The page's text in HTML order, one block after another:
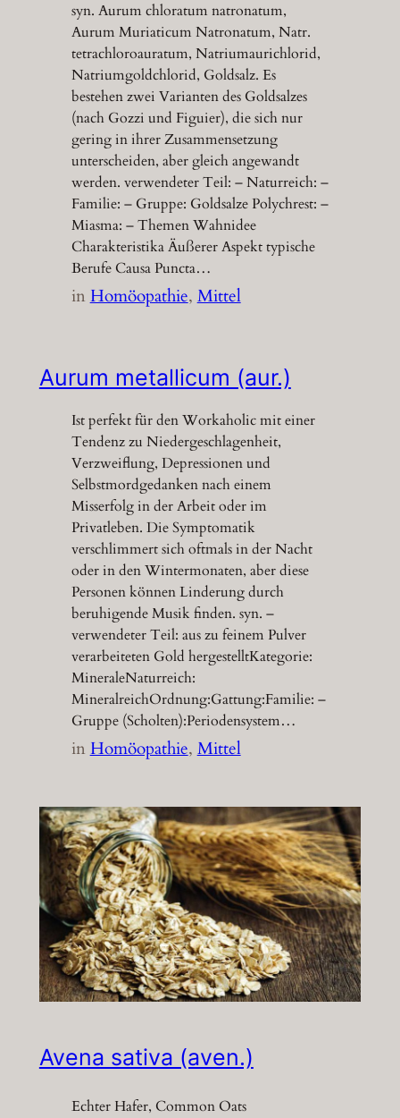
syn. Aurum chloratum natronatum,
Aurum Muriaticum Natronatum, Natr.
tetrachloroauratum, Natriumaurichlorid,
Natriumgoldchlorid, Goldsalz. Es
bestehen zwei Varianten des Goldsalzes
(nach Gozzi und Figuier), die sich nur
gering in ihrer Zusammensetzung
unterscheiden, aber gleich angewandt
werden. verwendeter Teil: – Naturreich: –
Familie: – Gruppe: Goldsalze Polychrest: –
Miasma: – Themen Wahnidee
Charakteristika Äußerer Aspekt typische
Berufe Causa Puncta…
inHomöopathie, Mittel
Aurum metallicum (aur.)
Ist perfekt für den Workaholic mit einer
Tendenz zu Niedergeschlagenheit,
Verzweiflung, Depressionen und
Selbstmordgedanken nach einem
Misserfolg in der Arbeit oder im
Privatleben. Die Symptomatik
verschlimmert sich oftmals in der Nacht
oder in den Wintermonaten, aber diese
Personen können Linderung durch
beruhigende Musik finden. syn. –
verwendeter Teil: aus zu feinem Pulver
verarbeiteten Gold hergestelltKategorie:
MineraleNaturreich:
MineralreichOrdnung:Gattung:Familie: –
Gruppe (Scholten):Periodensystem…
inHomöopathie, Mittel
Avena sativa (aven.)
Echter Hafer, Common Oats